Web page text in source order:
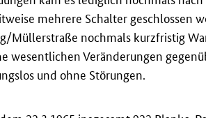
mehrere Schalter geschlossen
Müllerstraße nochmals kurzfristig
wesentlichen Veränderungen
und ohne Störungen.